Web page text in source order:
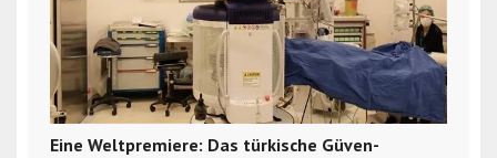
Eine Weltpremiere: Das türkische Güven-